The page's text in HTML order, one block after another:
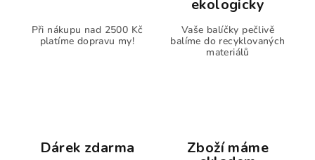
Při nákupu nad 2500 Kč
platíme dopravu my!
ekologicky
Vaše balíčky pečlivě
balíme do recyklovaných
materiálů
Dárek zdarma Zboží máme